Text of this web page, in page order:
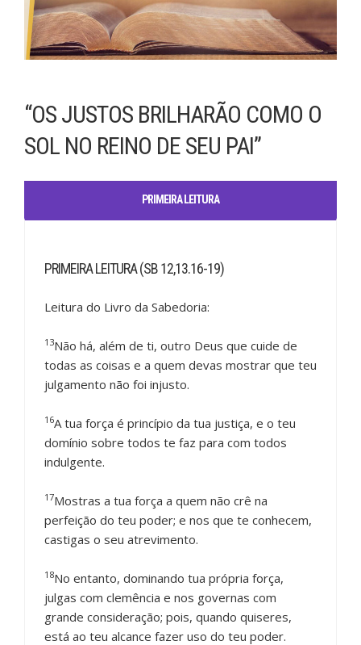
“OS JUSTOS BRILHARÃO COMO O
SOL NO REINO DE SEU PAI”
PRIMEIRA LEITURA
PRIMEIRA LEITURA (SB 12,13.16-19)
Leitura do Livro da Sabedoria:
13Não há, além de ti, outro Deus que cuide de
todas as coisas e a quem devas mostrar que teu
julgamento não foi injusto.
16A tua força é princípio da tua justiça, e o teu
domínio sobre todos te faz para com todos
indulgente.
17Mostras a tua força a quem não crê na
perfeição do teu poder; e nos que te conhecem,
castigas o seu atrevimento.
18No entanto, dominando tua própria força,
julgas com clemência e nos governas com
grande consideração; pois, quando quiseres,
está ao teu alcance fazer uso do teu poder.